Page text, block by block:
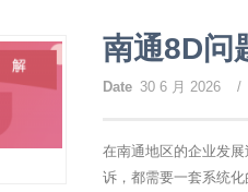
南通8D问
Date 30 6 月 2026 /
在南通地区的企业发
诉，都需要一套系统